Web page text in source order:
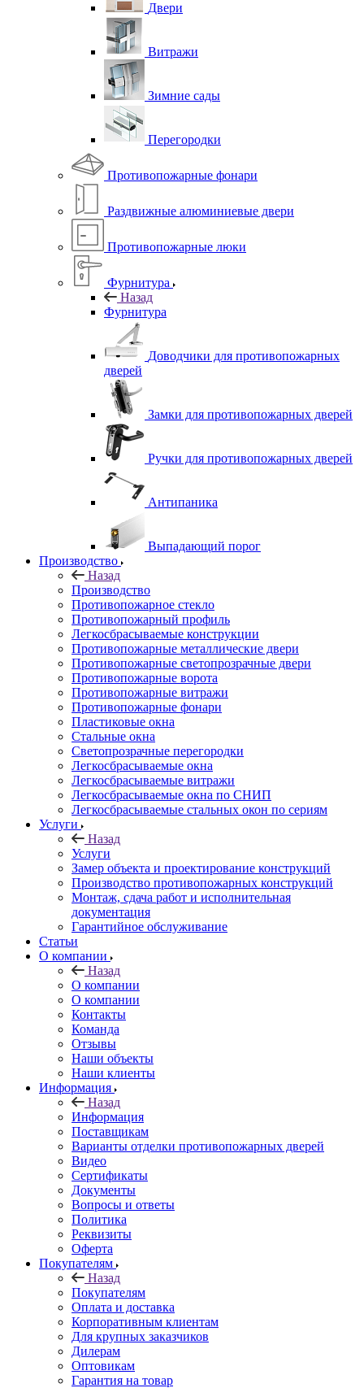
Двери
Витражи
Зимние сады
Перегородки
Противопожарные фонари
Раздвижные алюминиевые двери
Противопожарные люки
Фурнитура
Назад
Фурнитура
Доводчики для противопожарных
дверей
Замки для противопожарных дверей
Ручки для противопожарных дверей
Антипаника
Выпадающий порог
Производство
Назад
Производство
Противопожарное стекло
Противопожарный профиль
Легкосбрасываемые конструкции
Противопожарные металлические двери
Противопожарные светопрозрачные двери
Противопожарные ворота
Противопожарные витражи
Противопожарные фонари
Пластиковые окна
Стальные окна
Светопрозрачные перегородки
Легкосбрасываемые окна
Легкосбрасываемые витражи
Легкосбрасываемые окна по СНИП
Легкосбрасываемые стальных окон по сериям
Услуги
Назад
Услуги
Замер объекта и проектирование конструкций
Производство противопожарных конструкций
Монтаж, сдача работ и исполнительная
документация
Гарантийное обслуживание
Статьи
О компании
Назад
О компании
О компании
Контакты
Команда
Отзывы
Наши объекты
Наши клиенты
Информация
Назад
Информация
Поставщикам
Варианты отделки противопожарных дверей
Видео
Сертификаты
Документы
Вопросы и ответы
Политика
Реквизиты
Оферта
Покупателям
Назад
Покупателям
Оплата и доставка
Корпоративным клиентам
Для крупных заказчиков
Дилерам
Оптовикам
Гарантия на товар